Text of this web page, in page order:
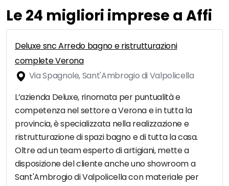
Le 24 migliori imprese a Affi
Deluxe snc Arredo bagno e ristrutturazioni
complete Verona
Via Spagnole, Sant'Ambrogio di Valpolicella
L’azienda Deluxe, rinomata per puntualità e
competenza nel settore a Verona e in tutta la
provincia, è specializzata nella realizzazione e
ristrutturazione di spazi bagno e di tutta la casa.
Oltre ad un team esperto di artigiani, mette a
disposizione del cliente anche uno showroom a
Sant'Ambrogio di Valpolicella con materiale per